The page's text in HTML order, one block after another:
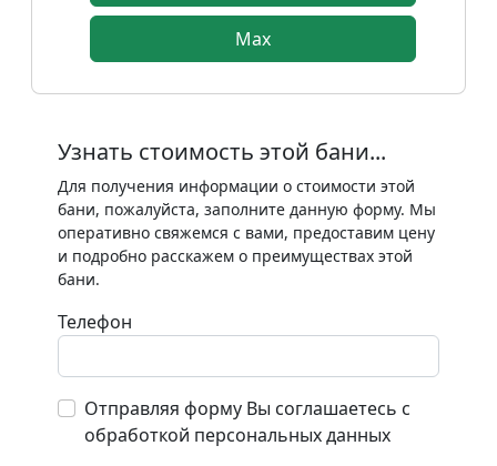
Max
Узнать стоимость этой бани...
Для получения информации о стоимости этой
бани, пожалуйста, заполните данную форму. Мы
оперативно свяжемся с вами, предоставим цену
и подробно расскажем о преимуществах этой
бани.
Телефон
Отправляя форму Вы соглашаетесь с
обработкой персональных данных